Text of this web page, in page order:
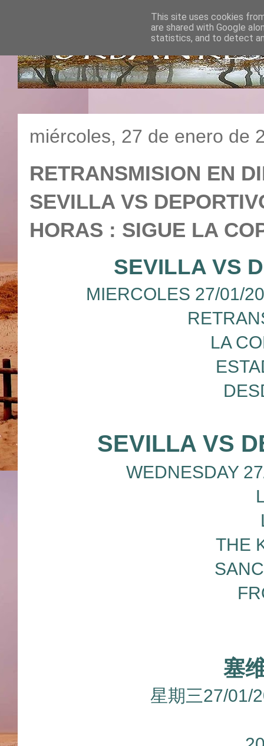
miércoles, 27 de enero de
RETRANSMISION EN
SEVILLA VS
HORAS : SIGUE LA
SEVILLA VS
MIERCOLES 27/01/
LA
SEVILLA VS
WEDNESDAY
THE
塞
星期三27/01/
This site uses cookies
are shared with Google
statistics, and to detect